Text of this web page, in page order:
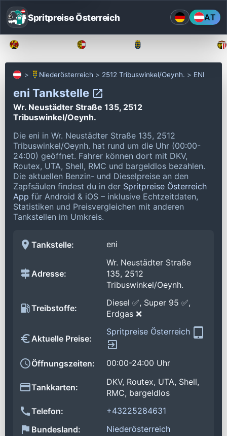
Spritpreise Österreich AT
Niederösterreich 2512 Tribuswinkel/Oeynh. ENI
eni Tankstelle
Wr. Neustädter Straße 135, 2512
Tribuswinkel/Oeynh.
Die eni in Wr. Neustädter Straße 135, 2512
Tribuswinkel/Oeynh. hat rund um die Uhr (00:00-
24:00) geöffnet. Fahrer können dort mit DKV,
Routex, UTA, Shell, RMC und bargeldlos bezahlen.
Die aktuellen Benzin- und Dieselpreise an den
Zapfsäulen findest du in der Spritpreise Österreich
App für Android & iOS – inklusive Echtzeitdaten,
Statistiken und Preisvergleichen mit anderen
Tankstellen im Umkreis.
Tankstelle: eni
Adresse:
Wr. Neustädter Straße
135, 2512
Tribuswinkel/Oeynh.
Treibstoffe:
Diesel ✅, Super 95 ✅,
Erdgas ❌
Aktuelle Preise:
Spritpreise Österreich
Öffnungszeiten: 00:00-24:00 Uhr
Tankkarten:
DKV, Routex, UTA, Shell,
RMC, bargeldlos
Telefon:
+43225284631
Bundesland:
Niederösterreich